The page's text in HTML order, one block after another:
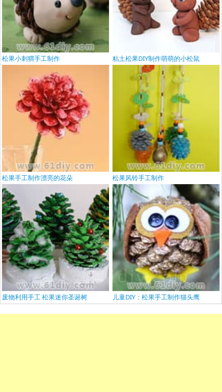
松果小刺猬手工制作 粘土松果DIY制作萌萌的小松鼠
松果手工制作漂亮的花朵 松果风铃手工制作
废物利用手工 松果迷你圣诞树 儿童DIY：松果手工制作猫头鹰